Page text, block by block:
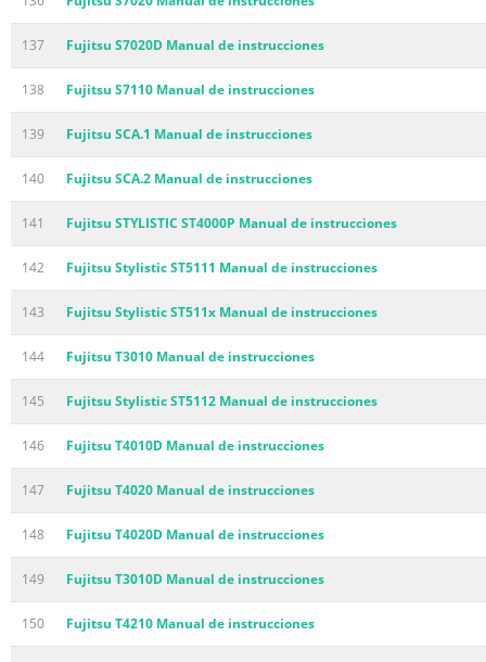
137 Fujitsu S7020D Manual de instrucciones
138 Fujitsu S7110 Manual de instrucciones
139 Fujitsu SCA.1 Manual de instrucciones
140 Fujitsu SCA.2 Manual de instrucciones
141 Fujitsu STYLISTIC ST4000P Manual de instrucciones
142 Fujitsu Stylistic ST5111 Manual de instrucciones
143 Fujitsu Stylistic ST511x Manual de instrucciones
144 Fujitsu T3010 Manual de instrucciones
145 Fujitsu Stylistic ST5112 Manual de instrucciones
146 Fujitsu T4010D Manual de instrucciones
147 Fujitsu T4020 Manual de instrucciones
148 Fujitsu T4020D Manual de instrucciones
149 Fujitsu T3010D Manual de instrucciones
150 Fujitsu T4210 Manual de instrucciones